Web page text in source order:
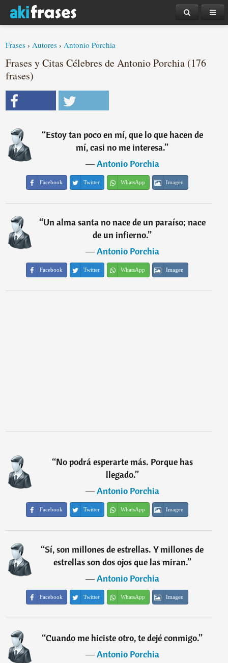
Frases ›Autores ›Antonio Porchia
Frases y Citas Célebres de Antonio Porchia (176
frases)
“Estoy tan poco en mí, que lo que hacen de
mí, casi no me interesa.”
―Antonio Porchia
Facebook Twitter WhatsApp Imagen
“Un alma santa no nace de un paraíso; nace
de un infierno.”
―Antonio Porchia
Facebook Twitter WhatsApp Imagen
“No podrá esperarte más. Porque has
llegado.”
―Antonio Porchia
Facebook Twitter WhatsApp Imagen
“Sí, son millones de estrellas. Y millones de
estrellas son dos ojos que las miran.”
―Antonio Porchia
Facebook Twitter WhatsApp Imagen
“Cuando me hiciste otro, te dejé conmigo.”
―Antonio Porchia